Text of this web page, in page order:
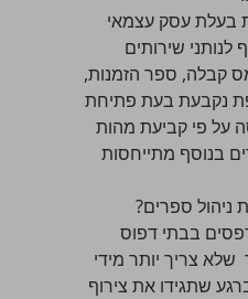
בעלת עסק עצמאי
לנותני שירותים
קבלה, ספר הזמנות,
נקבעת בעת פתיחת
על פי קביעת מהות
בנוסף מתייחסות
ניהול ספרים?
בבתי דפוס
שלא צריך יותר מידי
שתגידו את צירוף